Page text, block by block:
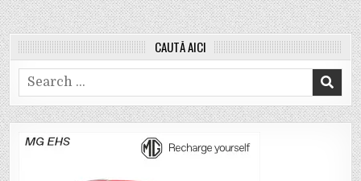
CAUTĂ AICI
Search
for: